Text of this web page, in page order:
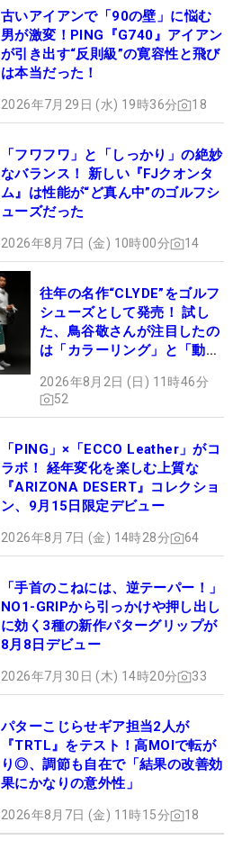
古いアイアンで「90の壁」に悩む
男が激変！PING『G740』アイアン
が引き出す“反則級”の寛容性と飛び
は本当だった！
2026年7月29日 (水) 19時36分 18
「フワフワ」と「しっかり」の絶妙
なバランス！ 新しい『FJクオンタ
ム』は性能が“ど真ん中”のゴルフシ
ューズだった
2026年8月7日 (金) 10時00分 14
往年の名作“CLYDE”をゴルフ
シューズとして発売！ 試し
た、鳥谷敬さんが注目したの
は「カラーリング」と「動き
2026年8月2日 (日) 11時46分
52
「PING」×「ECCO Leather」がコ
ラボ！ 経年変化を楽しむ上質な
『ARIZONA DESERT』コレクショ
ン、9月15日限定デビュー
2026年8月7日 (金) 14時28分 64
「手首のこねには、逆テーパー！」
NO1-GRIPから引っかけや押し出し
に効く3種の新作パターグリップが
8月8日デビュー
2026年7月30日 (木) 14時20分 33
パターこじらせギア担当2人が
『TRTL』をテスト！高MOIで転が
り◎、調節も自在で「結果の改善効
果にかなりの意外性」
2026年8月7日 (金) 11時15分 18